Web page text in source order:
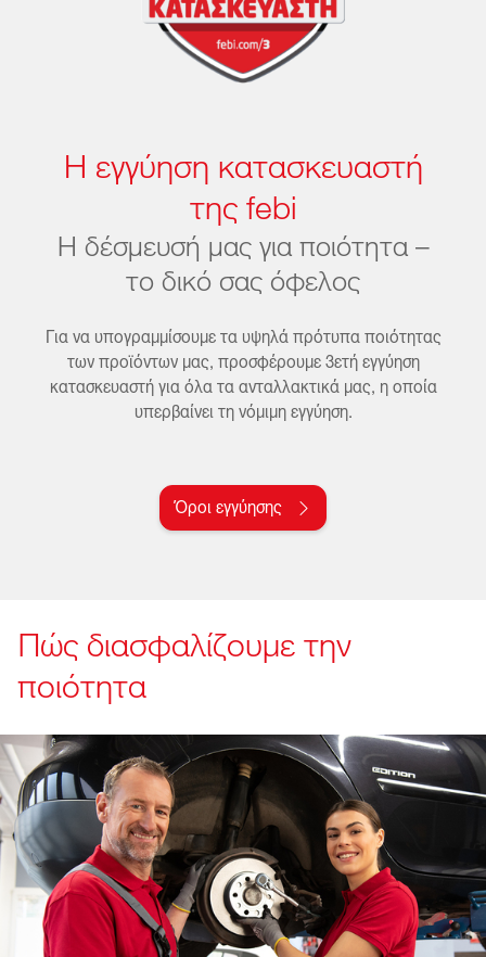
Η εγγύηση κατασκευαστή
της febi
Η δέσμευσή μας για ποιότητα –
το δικό σας όφελος
Για να υπογραμμίσουμε τα υψηλά πρότυπα ποιότητας
των προϊόντων μας, προσφέρουμε 3ετή εγγύηση
κατασκευαστή για όλα τα ανταλλακτικά μας, η οποία
υπερβαίνει τη νόμιμη εγγύηση.
Όροι εγγύησης
Πώς διασφαλίζουμε την
ποιότητα